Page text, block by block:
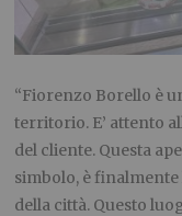
“Fiorenzo Borello è
territorio. E’ attento
del cliente. Questa
simbolo, è
della città. Questo